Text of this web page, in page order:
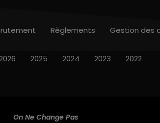
On Ne Change Pas
Règlements Gestion des
2025 2024 2023 2022